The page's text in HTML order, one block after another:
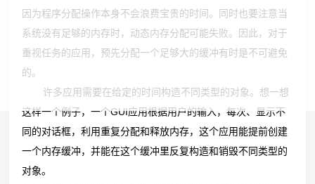
因为程序分配操作本身不会浪费宝贵的时间。同时也要注意当
系统没有足够的内存时，动态内存分配可能失败。因此，对于
重视任务的应用，预先分配一个足够大的缓冲有时是不可避免
的。
许多应用需要在给定的时间构造不同类型的对象。想一想
这样一个例子，一个GUI应用根据用户的输入，每次、显示不
同的对话框，利用重复分配和释放内存，这个应用能提前创建
一个内存缓冲，并能在这个缓冲里反复构造和销毁不同类型的
对象。